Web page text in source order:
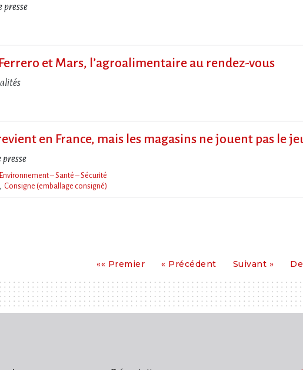
presse
Ferrero et Mars, l​‌’agroalimentaire au rendez-vous
en France, mais les magasins ne jouent pas le
presse
Environnement – Santé – Sécurité
Consigne (emballage consigné)
«« PremierPremier
« PrécédentPrécédent
Suivant
Suivant »